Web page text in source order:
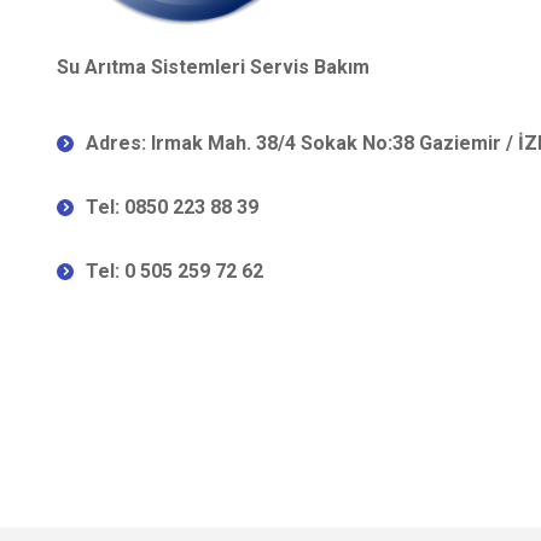
Su Arıtma Sistemleri Servis Bakım
Adres: Irmak Mah. 38/4 Sokak No:38 Gaziemir /
Tel: 0850 223 88 39
Tel: 0 505 259 72 62